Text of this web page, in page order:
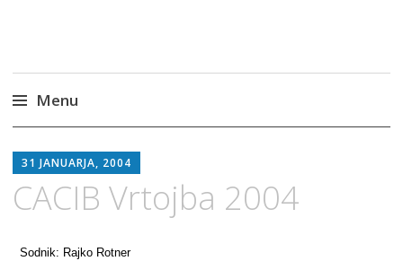
Menu
to
content
31 JANUARJA, 2004
CACIB Vrtojba 2004
Sodnik: Rajko Rotner